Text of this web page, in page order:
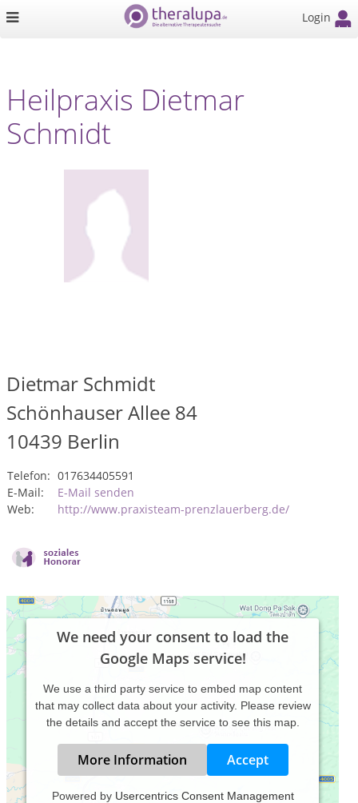
Login
Heilpraxis Dietmar
Schmidt
Dietmar Schmidt
Schönhauser Allee 84
10439 Berlin
Telefon: 017634405591
E-Mail:
E-Mail senden
Web:
http://www.praxisteam-prenzlauerberg.de/
We need your consent to load the
Google Maps service!
We use a third party service to embed map content
that may collect data about your activity. Please review
the details and accept the service to see this map.
More Information Accept
Powered by Usercentrics Consent Management